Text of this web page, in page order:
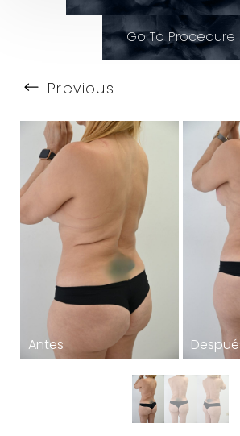
Go To Procedure
Previous
↔
Text Spacing